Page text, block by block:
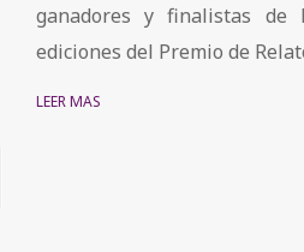
ganadores y finalistas de
ediciones del Premio de
LEER MÁS